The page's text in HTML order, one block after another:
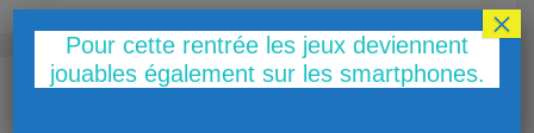
Pour cette rentrée les jeux deviennent
jouables également sur les smartphones.
×